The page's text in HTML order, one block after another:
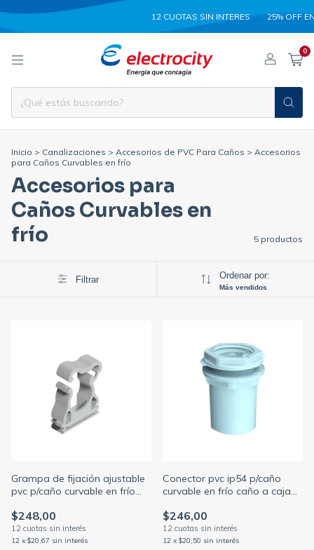
12 CUOTAS SIN INTERES 25% OFF EN
0
Inicio > Canalizaciones > Accesorios de PVC Para Caños > Accesorios
para Caños Curvables en frío
Accesorios para
Caños Curvables en
frío
5 productos
Filtrar Ordenar por:
Más vendidos
Grampa de fijación ajustable
pvc p/caño curvable en frío
20 hasta 50mm (GEN ROD)
$248,00
12 x $20,67 sin interés
Conector pvc ip54 p/caño
curvable en frío caño a caja
50mm (GEN ROD)
$246,00
12 x $20,50 sin interés